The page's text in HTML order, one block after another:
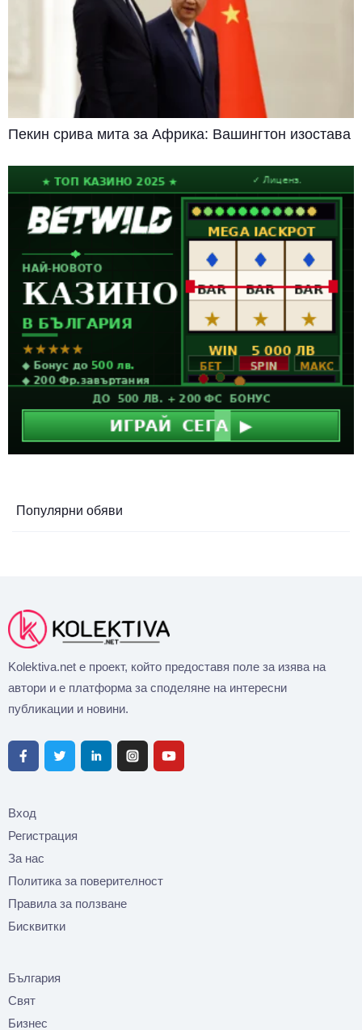
Пекин срива мита за Африка: Вашингтон изостава
Популярни обяви
Kolektiva.net е проект, който предоставя поле за изява на
автори и е платформа за споделяне на интересни
публикации и новини.
Вход
Регистрация
За нас
Политика за поверителност
Правила за ползване
Бисквитки
България
Свят
Бизнес